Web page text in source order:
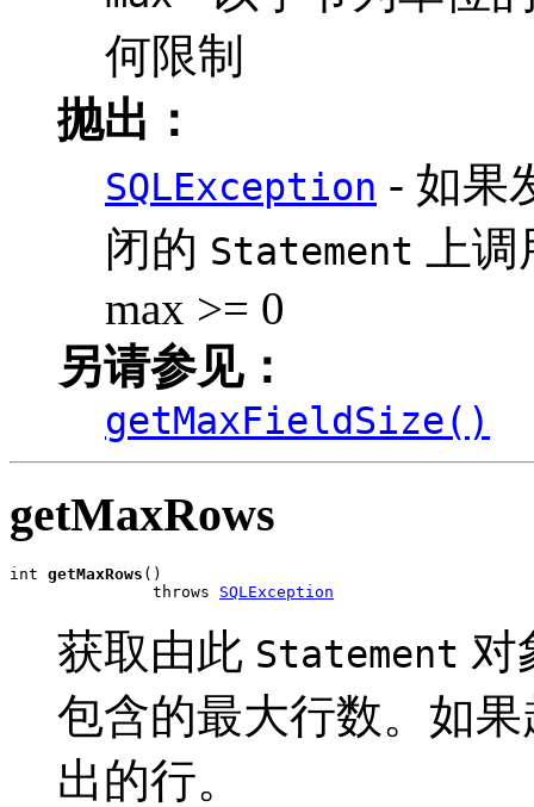
何限制
抛出：
SQLException - 如果
闭的 Statement
上
max >= 0
另请参见：
getMaxFieldSize()
getMaxRows
int getMaxRows ()
               throws
SQLException
获取由此 Statement 对
包含的最大行数。如
出的行。